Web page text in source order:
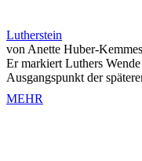
Lutherstein
von Anette Huber-
Er markiert Luthers
Ausgangspunkt der
MEHR